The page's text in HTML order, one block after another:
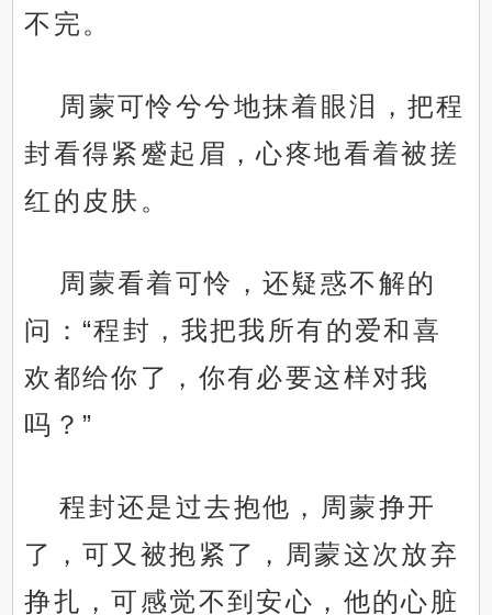
不完。
周蒙可怜兮兮地抹着眼泪，把程
封看得紧蹙起眉，心疼地看着被搓
红的皮肤。
周蒙看着可怜，还疑惑不解的
问：“程封，我把我所有的爱和喜
欢都给你了，你有必要这样对我
吗？”
程封还是过去抱他，周蒙挣开
了，可又被抱紧了，周蒙这次放弃
挣扎，可感觉不到安心，他的心脏